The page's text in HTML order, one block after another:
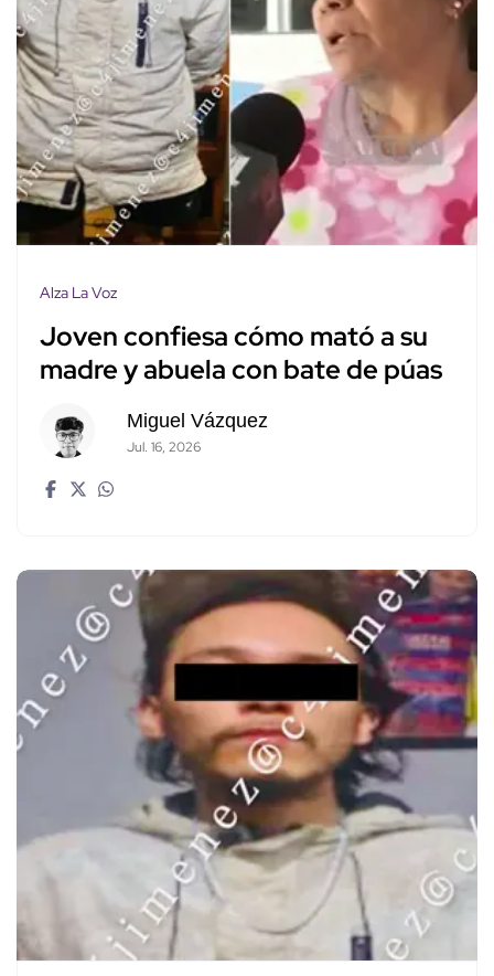
Alza La Voz
Joven confiesa cómo mató a su
madre y abuela con bate de púas
Miguel Vázquez
Jul. 16, 2026